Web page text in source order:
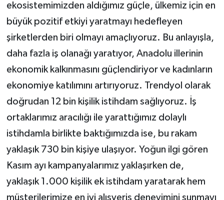
ekosistemimizden aldığımız güçle, ülkemiz için en
büyük pozitif etkiyi yaratmayı hedefleyen
şirketlerden biri olmayı amaçlıyoruz. Bu anlayışla,
daha fazla iş olanağı yaratıyor, Anadolu illerinin
ekonomik kalkınmasını güçlendiriyor ve kadınların
ekonomiye katılımını artırıyoruz. Trendyol olarak
doğrudan 12 bin kişilik istihdam sağlıyoruz. İş
ortaklarımız aracılığı ile yarattığımız dolaylı
istihdamla birlikte baktığımızda ise, bu rakam
yaklaşık 730 bin kişiye ulaşıyor. Yoğun ilgi gören
Kasım ayı kampanyalarımız yaklaşırken de,
yaklaşık 1.000 kişilik ek istihdam yaratarak hem
müşterilerimize en iyi alışveriş deneyimini sunmayı